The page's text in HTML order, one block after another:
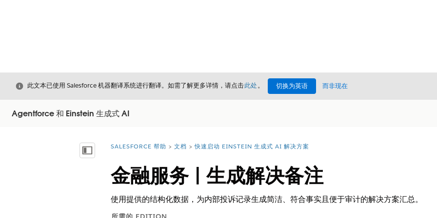
关闭
此文本已使用 Salesforce 机器翻译系统进行翻译。如需了解更多详情，请点击此处。 切换为英语 而非现在
Agentforce 和 Einstein 生成式 AI
显示目录 您在此处：
SALESFORCE 帮助 文档 快速启动 EINSTEIN 生成式 AI 解决方案
金融服务 | 生成解决备注
使用提供的结构化数据，为内部投诉记录生成简洁、符合事实且便于审计的解决方案汇总。